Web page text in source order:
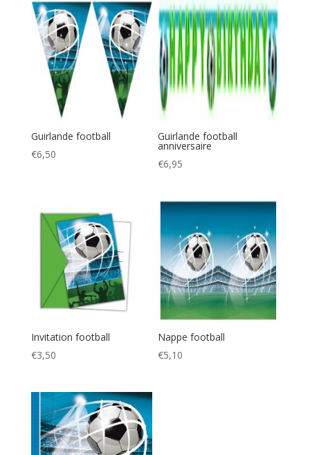
Guirlande football
€6,50
Guirlande football
anniversaire
€6,95
Invitation football
€3,50
Nappe football
€5,10